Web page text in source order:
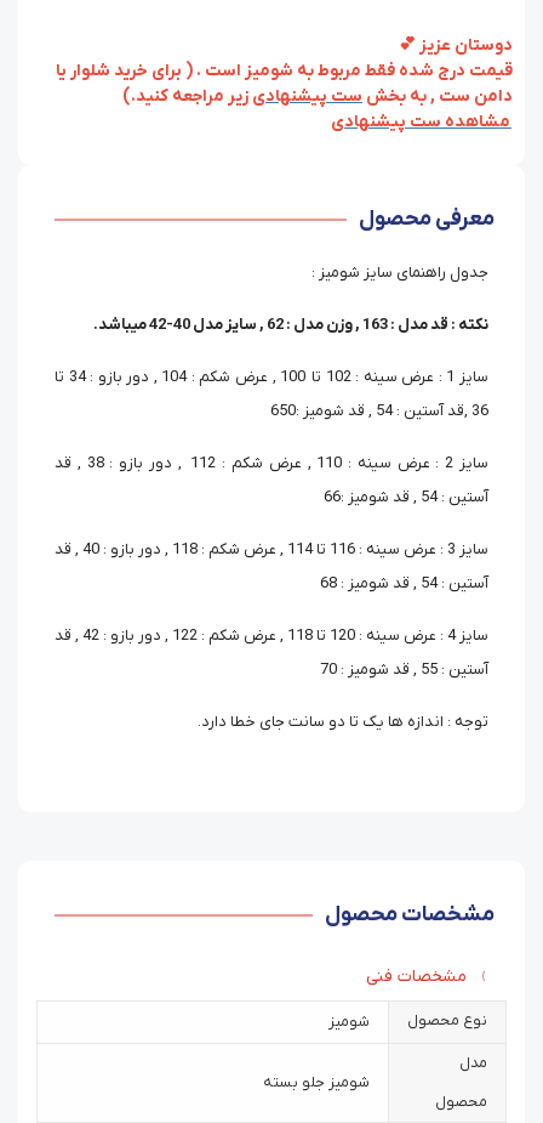
دوستان عزیز 💕
قیمت درج شده فقط مربوط به شومیز است . ( برای خرید شلوار یا
دامن ست , به بخش ست پیشنهادی زیر مراجعه کنید.)
مشاهده ست پیشنهادی
معرفی محصول
جدول راهنمای سایز شومیز :
نکته : قد مدل : 163 , وزن مدل : 62 , سایز مدل 40-42 میباشد.
سایز 1 : عرض سینه : 102 تا 100 , عرض شکم : 104 , دور بازو : 34 تا
36 ,قد آستین : 54 , قد شومیز :650
سایز 2 : عرض سینه : 110 , عرض شکم : 112 , دور بازو : 38 , قد
آستین : 54 , قد شومیز :66
سایز 3 : عرض سینه : 116 تا 114 , عرض شکم : 118 , دور بازو : 40 , قد
آستین : 54 , قد شومیز : 68
سایز 4 : عرض سینه : 120 تا 118 , عرض شکم : 122 , دور بازو : 42 , قد
آستین : 55 , قد شومیز : 70
توجه : اندازه ها یک تا دو سانت جای خطا دارد.
مشخصات محصول
مشخصات فنی
نوع محصول شومیز
مدل
محصول
شومیز جلو بسته